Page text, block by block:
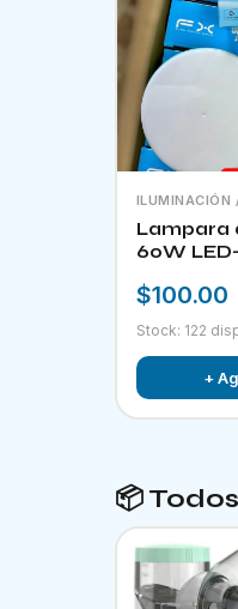
ILUMINACIÓN
Lampara
60W
$100.00
Stock: 122
+
📦